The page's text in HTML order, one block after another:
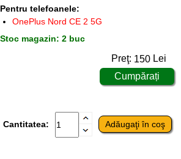
Pentru telefoanele:
OnePlus Nord CE 2 5G
Stoc magazin: 2 buc
Preţ: 150Lei
Cantitatea: